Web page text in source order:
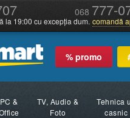
068 777-
la 19:00 cu excepția dum. comandă
% promo
PC &
TV, Audio &
Foto
Tehnica
casnic